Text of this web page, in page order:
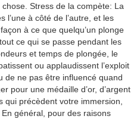
Stress de la compète: La
à côté de l’autre, et les
à ce que quelqu’un plonge
ce qui se passe pendant les
et temps de plongée, le
ou applaudissent l’exploit
de ne pas être influencé quand
pour une médaille d’or, d’argent
précèdent votre immersion,
général, pour des raisons